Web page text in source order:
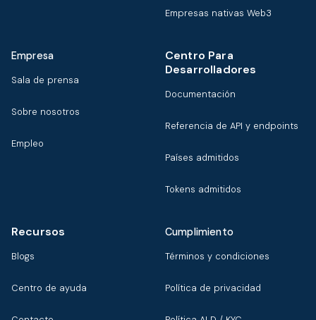
Empresas nativas Web3
Empresa
Sala de prensa
Sobre nosotros
Empleo
Centro Para
Desarrolladores
Documentación
Referencia de API y endpoints
Países admitidos
Tokens admitidos
Recursos
Blogs
Centro de ayuda
Cumplimiento
Términos y condiciones
Política de privacidad